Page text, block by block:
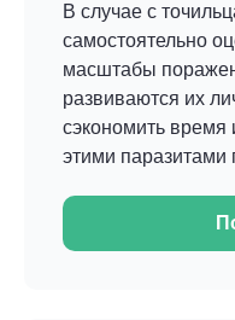
В случае с
самостоятельно
масштабы
развиваются их
сэкономить время
этими